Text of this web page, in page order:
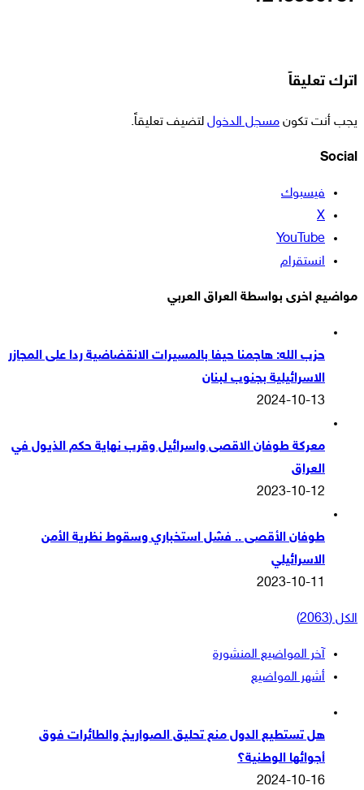
اترك تعليقاً
يجب أنت تكون مسجل الدخول لتضيف تعليقاً.
Social
فيسبوك
‫X
‫YouTube
انستقرام
مواضيع اخرى بواسطة العراق العربي
حزب الله: هاجمنا حيفا بالمسيرات الانقضاضية ردا على المجازر
الاسرائيلية بجنوب لبنان
2024-10-13
معركة طوفان الاقصى واسرائيل وقرب نهاية حكم الذيول في
العراق
2023-10-12
طوفان الأقصى .. فشل استخباري وسقوط نظرية الأمن
الاسرائيلي
2023-10-11
الكل (2063)
آخر المواضيع المنشورة
أشهر المواضيع
هل تستطيع الدول منع تحليق الصواريخ والطائرات فوق
أجوائها الوطنية؟
2024-10-16